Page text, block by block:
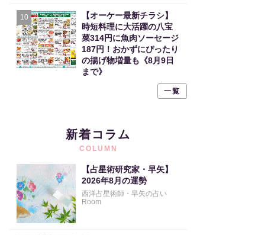
10
【オーケー最新チラシ】
時短料理に大活躍の八宝
菜314円に魚肉ソーセージ
187円！おかずにぴったり
の揚げ物増量も《8月9日
まで》
一覧
新着コラム
COLUMN
【占星術研究家・早矢】
2026年8月の運勢
西洋占星術師・早矢の占い
Room